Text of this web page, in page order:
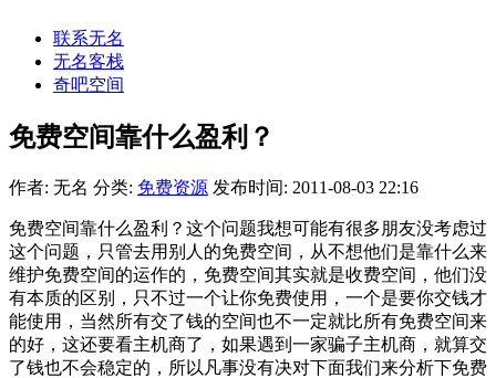
联系无名
无名客栈
奇吧空间
免费空间靠什么盈利？
作者: 无名 分类: 免费资源 发布时间: 2011-08-03 22:16
免费空间靠什么盈利？这个问题我想可能有很多朋友没考虑过
这个问题，只管去用别人的免费空间，从不想他们是靠什么来
维护免费空间的运作的，免费空间其实就是收费空间，他们没
有本质的区别，只不过一个让你免费使用，一个是要你交钱才
能使用，当然所有交了钱的空间也不一定就比所有免费空间来
的好，这还要看主机商了，如果遇到一家骗子主机商，就算交
了钱也不会稳定的，所以凡事没有决对下面我们来分析下免费